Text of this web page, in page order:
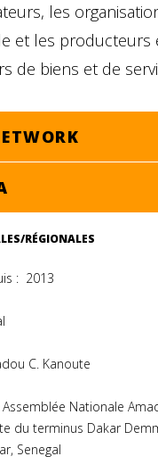
les
et les producteurs
de biens et de
RÉGIONALES
: 2013
C. Kanoute
Assemblée Nationale
du terminus Dakar
Senegal